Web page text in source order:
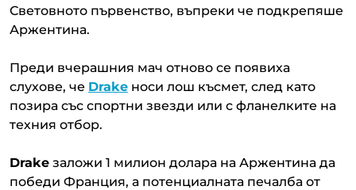
Световното първенство, въпреки че подкрепяше
Аржентина.
Преди вчерашния мач отново се появиха
слухове, че Drake носи лош късмет, след като
позира със спортни звезди или с фланелките на
техния отбор.
Drake заложи 1 милион долара на Аржентина да
победи Франция, а потенциалната печалба от